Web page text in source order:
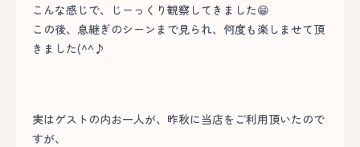
こんな感じで、じーっくり観察してきました😁
この後、息継ぎのシーンまで見られ、何度も楽しませて頂
きました(^^♪
実はゲストの内お一人が、昨秋に当店をご利用頂いたので
すが、